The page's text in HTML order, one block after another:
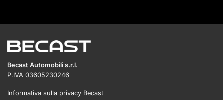
Becast Automobili s.r.l.
P.IVA 03605230246
Informativa sulla privacy Becast